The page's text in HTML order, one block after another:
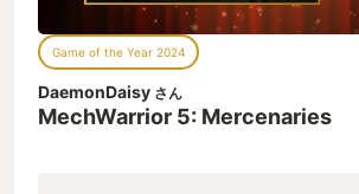
Game of the Year 2024
DaemonDaisy さん
MechWarrior 5: Mercenaries